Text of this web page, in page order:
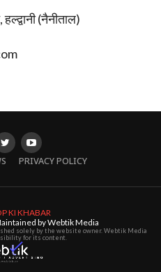
(नैनीताल)
PRIVACY POLICY
KI KHABAR
by Webtik Media
solely by the website owner. Webtik Media
for its content.